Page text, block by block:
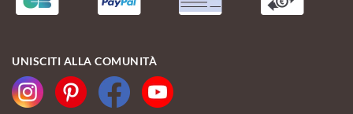
UNISCITI ALLA COMUNITÀ